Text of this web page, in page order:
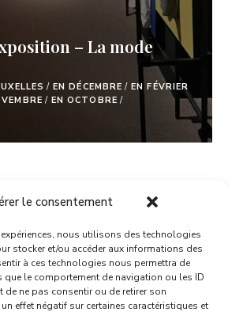
le consentement
nous utilisons des technologies
stocker et/ou accéder aux informations des
à ces technologies nous permettra de
que le comportement de navigation ou les ID
de ne pas consentir ou de retirer son
effet négatif sur certaines caractéristiques et
– La mode
/ EN DÉCEMBRE / EN FÉVRIER
/ EN OCTOBRE /
MORE POSTS